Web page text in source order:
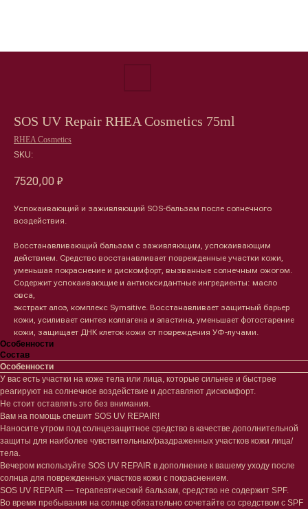
SOS UV Repair RHEA Cosmetics 75ml
RHEA Cosmetics
SKU:
7520,00 ₽
Успокаивающий и заживляющий SOS-бальзам после солнечного
воздействия.
Восстанавливающий бальзам с заживляющим, успокаивающим
действием. Средство восстанавливает поврежденные участки кожи,
уменьшая покраснение и дискомфорт, вызванные солнечным ожогом.
Содержит успокаивающие и антиоксидантные ингредиенты: масло
овса,
экстракт алоэ, комплекс Symsitive. Восстанавливает защитный барьер
кожи, усиливает синтез коллагена и эластина, уменьшает фотостарение
кожи, защищает ДНК клеток кожи от повреждения УФ-лучами.
Особенности
Состав
Особенности
У вас есть участки на коже тела или лица, которые сильнее и быстрее
реагируют на солнечное воздействие и доставляют дискомфорт.
Не стоит оставлять это без внимания.
Вам на помощь спешит SOS UV REPAIR!
Наносите утром под солнцезащитное средство в качестве дополнительной
защиты для наиболее чувствительных/раздраженных участков кожи лица/
тела.
Вечером используйте SOS UV REPAIR в дополнение к вашему уходу после
солнца для поврежденных участков кожи с покраснением.
SOS UV REPAIR — терапевтический бальзам, средство не содержит SPF.
Во время пребывания на солнце обязательно сочетайте со средством с SPF
Тело
Проблемы
Кремы
Лицо
Проблемы
Очищение